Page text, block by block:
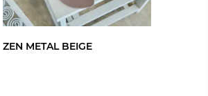
ZEN METAL BEIGE